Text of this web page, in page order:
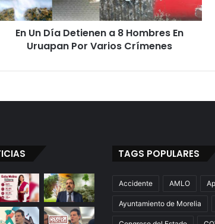
En
En Un Día Detienen a 8 Hombres En
Uruapan Por Varios Crímenes
TAGS POPULARES
Accidente AMLO
Ayuntamiento de Morelia